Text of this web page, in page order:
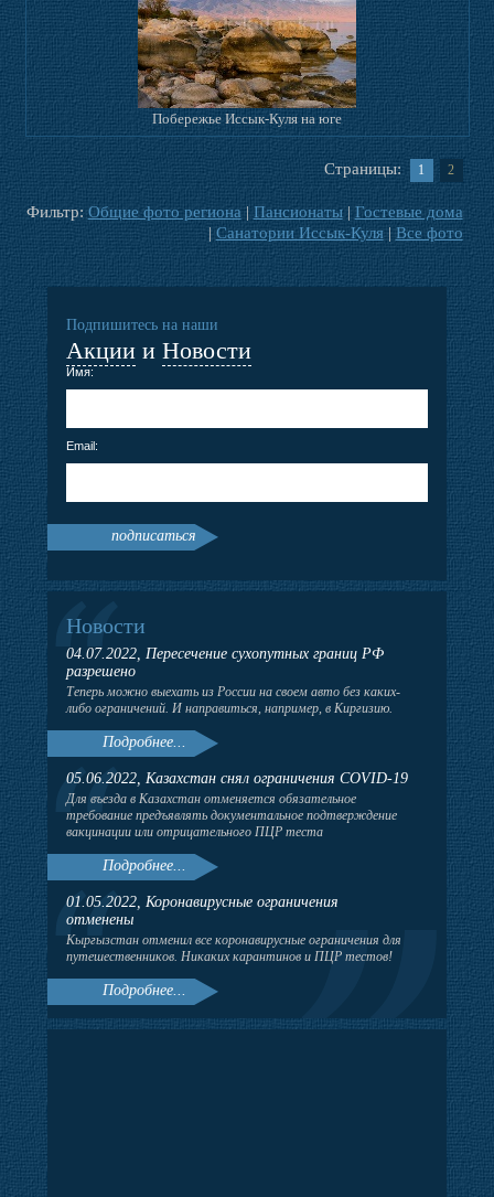
Побережье Иссык-Куля на юге
Страницы: 1 2
Фильтр: Общие фото региона|Пансионаты| Гостевые дома
| Санатории Иссык-Куля|Все фото
Подпишитесь на наши
Акции и Новости
Имя:
Email:
подписаться
Новости
04.07.2022, Пересечение сухопутных границ РФ
разрешено
Теперь можно выехать из России на своем авто без каких-
либо ограничений. И направиться, например, в Киргизию.
Подробнее...
05.06.2022, Казахстан снял ограничения COVID-19
Для въезда в Казахстан отменяется обязательное
требование предъявлять документальное подтверждение
вакцинации или отрицательного ПЦР теста
Подробнее...
01.05.2022, Коронавирусные ограничения
отменены
Кыргызстан отменил все коронавирусные ограничения для
путешественников. Никаких карантинов и ПЦР тестов!
Подробнее...